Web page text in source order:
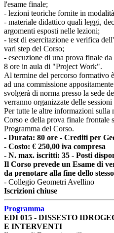
l'esame finale;
- lezioni teoriche fornite in
- materiale didattico quali leggi,
argomenti esposti nelle lezioni;
- test di esercitazione e verifica
vari step del Corso;
- esecuzione di una prova finale
8 ore in aula di "Project Work".
Al termine del percorso formativo
ad una commissione
svolgerà di norma presso la sede
verranno organizzate delle
Per tutte le altre informazioni sulla
Corso e della prova finale frontale
Programma del Corso.
- Durata: 80 ore - Crediti per
- Costo: € 250,00 iva compresa
- N. max. iscritti: 35 - Posti
Il Corso prevede un Esame di
da prenotare alla fine dello
- Collegio Geometri Avellino
Iscrizioni chiuse
Programma
EDI 015 - DISSESTO
E INTERVENTI